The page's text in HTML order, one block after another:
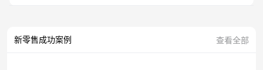
新零售成功案例 查看全部